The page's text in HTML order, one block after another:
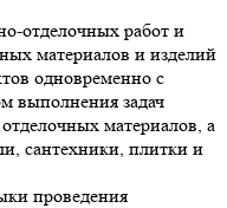
отделочных работ и
материалов и изделий
одновременно с
выполнения задач
материалов, а
сантехники, плитки и
проведения